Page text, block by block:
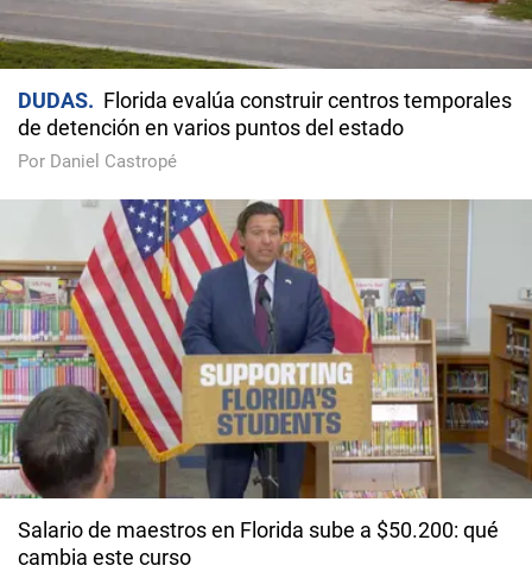
DUDAS
Florida evalúa construir centros temporales
de detención en varios puntos del estado
Por Daniel Castropé
Salario de maestros en Florida sube a $50.200: qué
cambia este curso